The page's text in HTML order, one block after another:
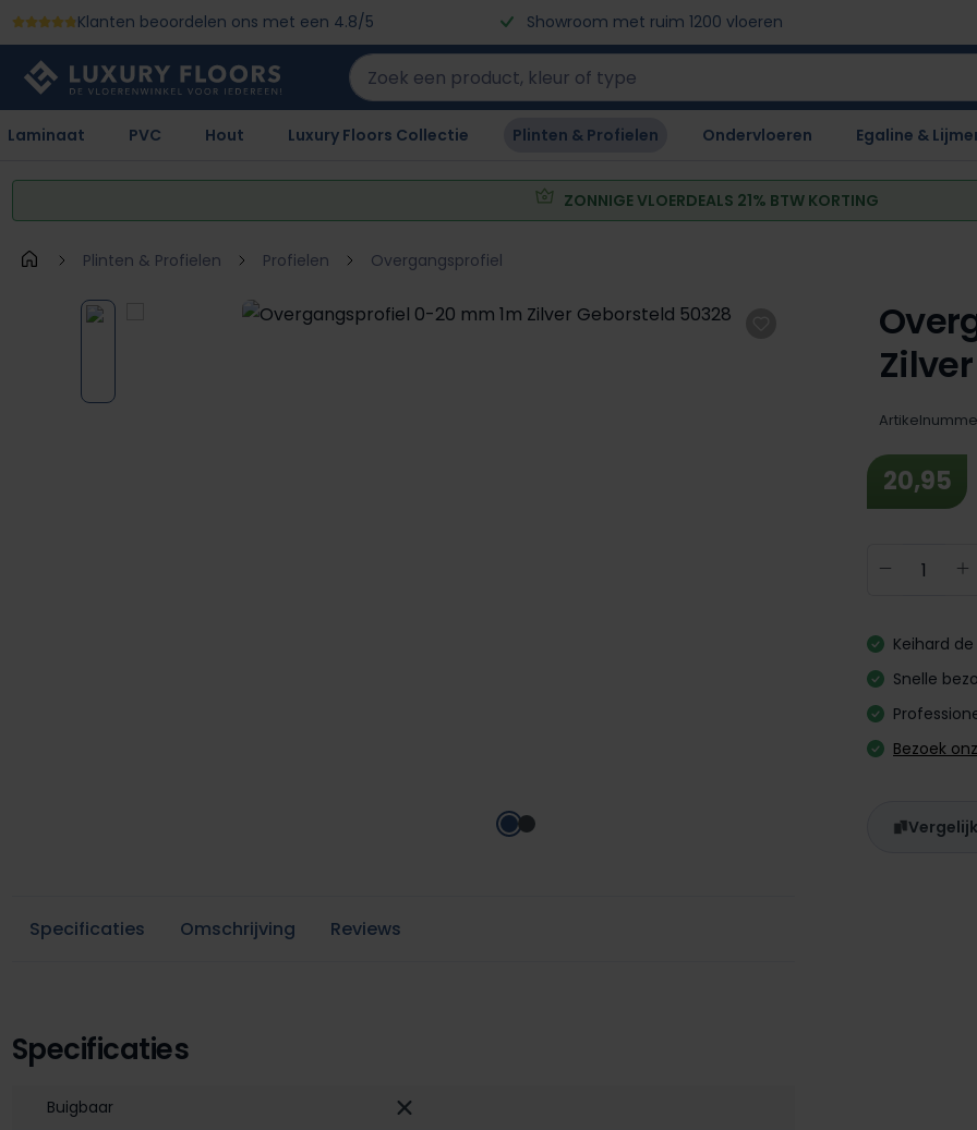
naar de hoofdinhoud
Ga naar de zoekopdracht
Ga naar de hoofdnavigatie
Klanten beoordelen ons met een 4.8/5 Showroom met ruim 1200 vloeren
Laminaat PVC Hout Luxury Floors Collectie Plinten & Profielen Ondervloeren Egaline &
ZONNIGE VLOERDEALS 21% BTW KORTING
Plinten & Profielen Profielen Overgangsprofiel
Afbeeldingengalerij overslaan
Specificaties Omschrijving Reviews
Specificaties
Buigbaar
20,95
Keihard
Snelle
Bezoek